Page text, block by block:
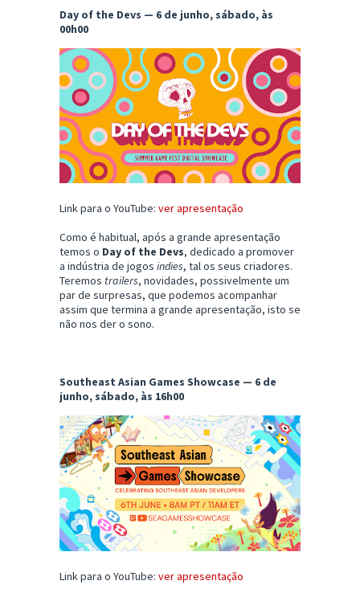
Day of the Devs — 6 de junho, sábado, às
00h00
Link para o YouTube: ver apresentação
Como é habitual, após a grande apresentação
temos o Day of the Devs, dedicado a promover
a indústria de jogos indies, tal os seus criadores.
Teremos trailers, novidades, possivelmente um
par de surpresas, que podemos acompanhar
assim que termina a grande apresentação, isto se
não nos der o sono.
Southeast Asian Games Showcase — 6 de
junho, sábado, às 16h00
Link para o YouTube: ver apresentação